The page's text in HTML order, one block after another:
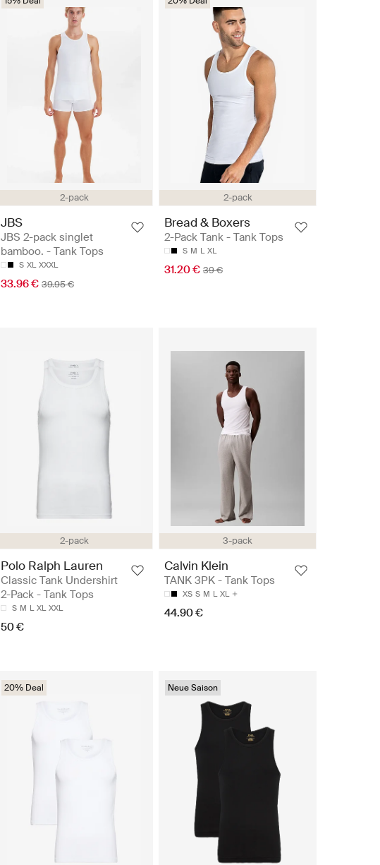
2-pack
JBS
JBS 2-pack singlet
bamboo. - Tank Tops
S XL XXXL
33.96 € 39.95 €
2-pack
Bread & Boxers
2-Pack Tank - Tank Tops
S M L XL
31.20 € 39 €
2-pack
Polo Ralph Lauren
Classic Tank Undershirt
2-Pack - Tank Tops
S M L XL XXL
50 €
3-pack
Calvin Klein
TANK 3PK - Tank Tops
XS S M L XL
44.90 €
20% Deal Neue Saison